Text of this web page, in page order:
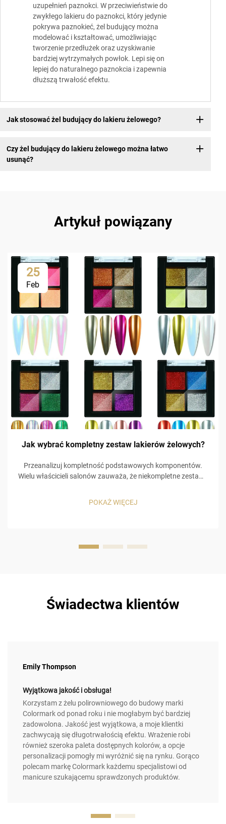
uzupełnień paznokci. W przeciwieństwie do
zwykłego lakieru do paznokci, który jedynie
pokrywa paznokieć, żel budujący można
modelować i kształtować, umożliwiając
tworzenie przedłużek oraz uzyskiwanie
bardziej wytrzymałych powłok. Lepi się on
lepiej do naturalnego paznokcia i zapewnia
dłuższą trwałość efektu.
Jak stosować żel budujący do lakieru żelowego?
Czy żel budujący do lakieru żelowego można łatwo
usunąć?
Artykuł powiązany
25
Feb
Jak wybrać kompletny zestaw lakierów żelowych?
Przeanalizuj kompletność podstawowych komponentów.
Wielu właścicieli salonów zauważa, że niekompletne zestawy
prowadzi do dodatkowych kosztów. Na przykład
niskojakościowa warstwa bazowa powoduje odpryskiwanie
POKAŻ WIĘCEJ
Świadectwa klientów
Emily Thompson
Wyjątkowa jakość i obsługa!
Korzystam z żelu polirowniowego do budowy marki
Colormark od ponad roku i nie mogłabym być bardziej
zadowolona. Jakość jest wyjątkowa, a moje klientki
zachwycają się długotrwałością efektu. Wrażenie robi
również szeroka paleta dostępnych kolorów, a opcje
personalizacji pomogły mi wyróżnić się na rynku. Gorąco
polecam markę Colormark każdemu specjalistowi od
manicure szukającemu sprawdzonych produktów.